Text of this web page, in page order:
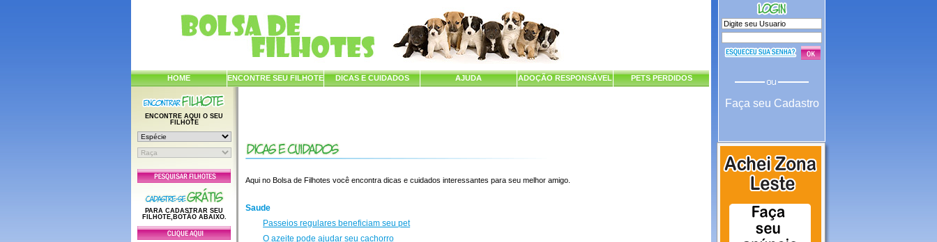
HOME ENCONTRE SEU FILHOTE DICAS E CUIDADOS AJUDA ADOÇÃO RESPONSÁVEL PETS PERDIDOS
ENCONTRE AQUI O SEU
FILHOTE
PARA CADASTRAR SEU
FILHOTE,BOTÃO ABAIXO.
Aqui no Bolsa de Filhotes você encontra dicas e cuidados interessantes para seu melhor amigo.
Saude
Passeios regulares beneficiam seu pet
O azeite pode ajudar seu cachorro
Faça seu Cadastro